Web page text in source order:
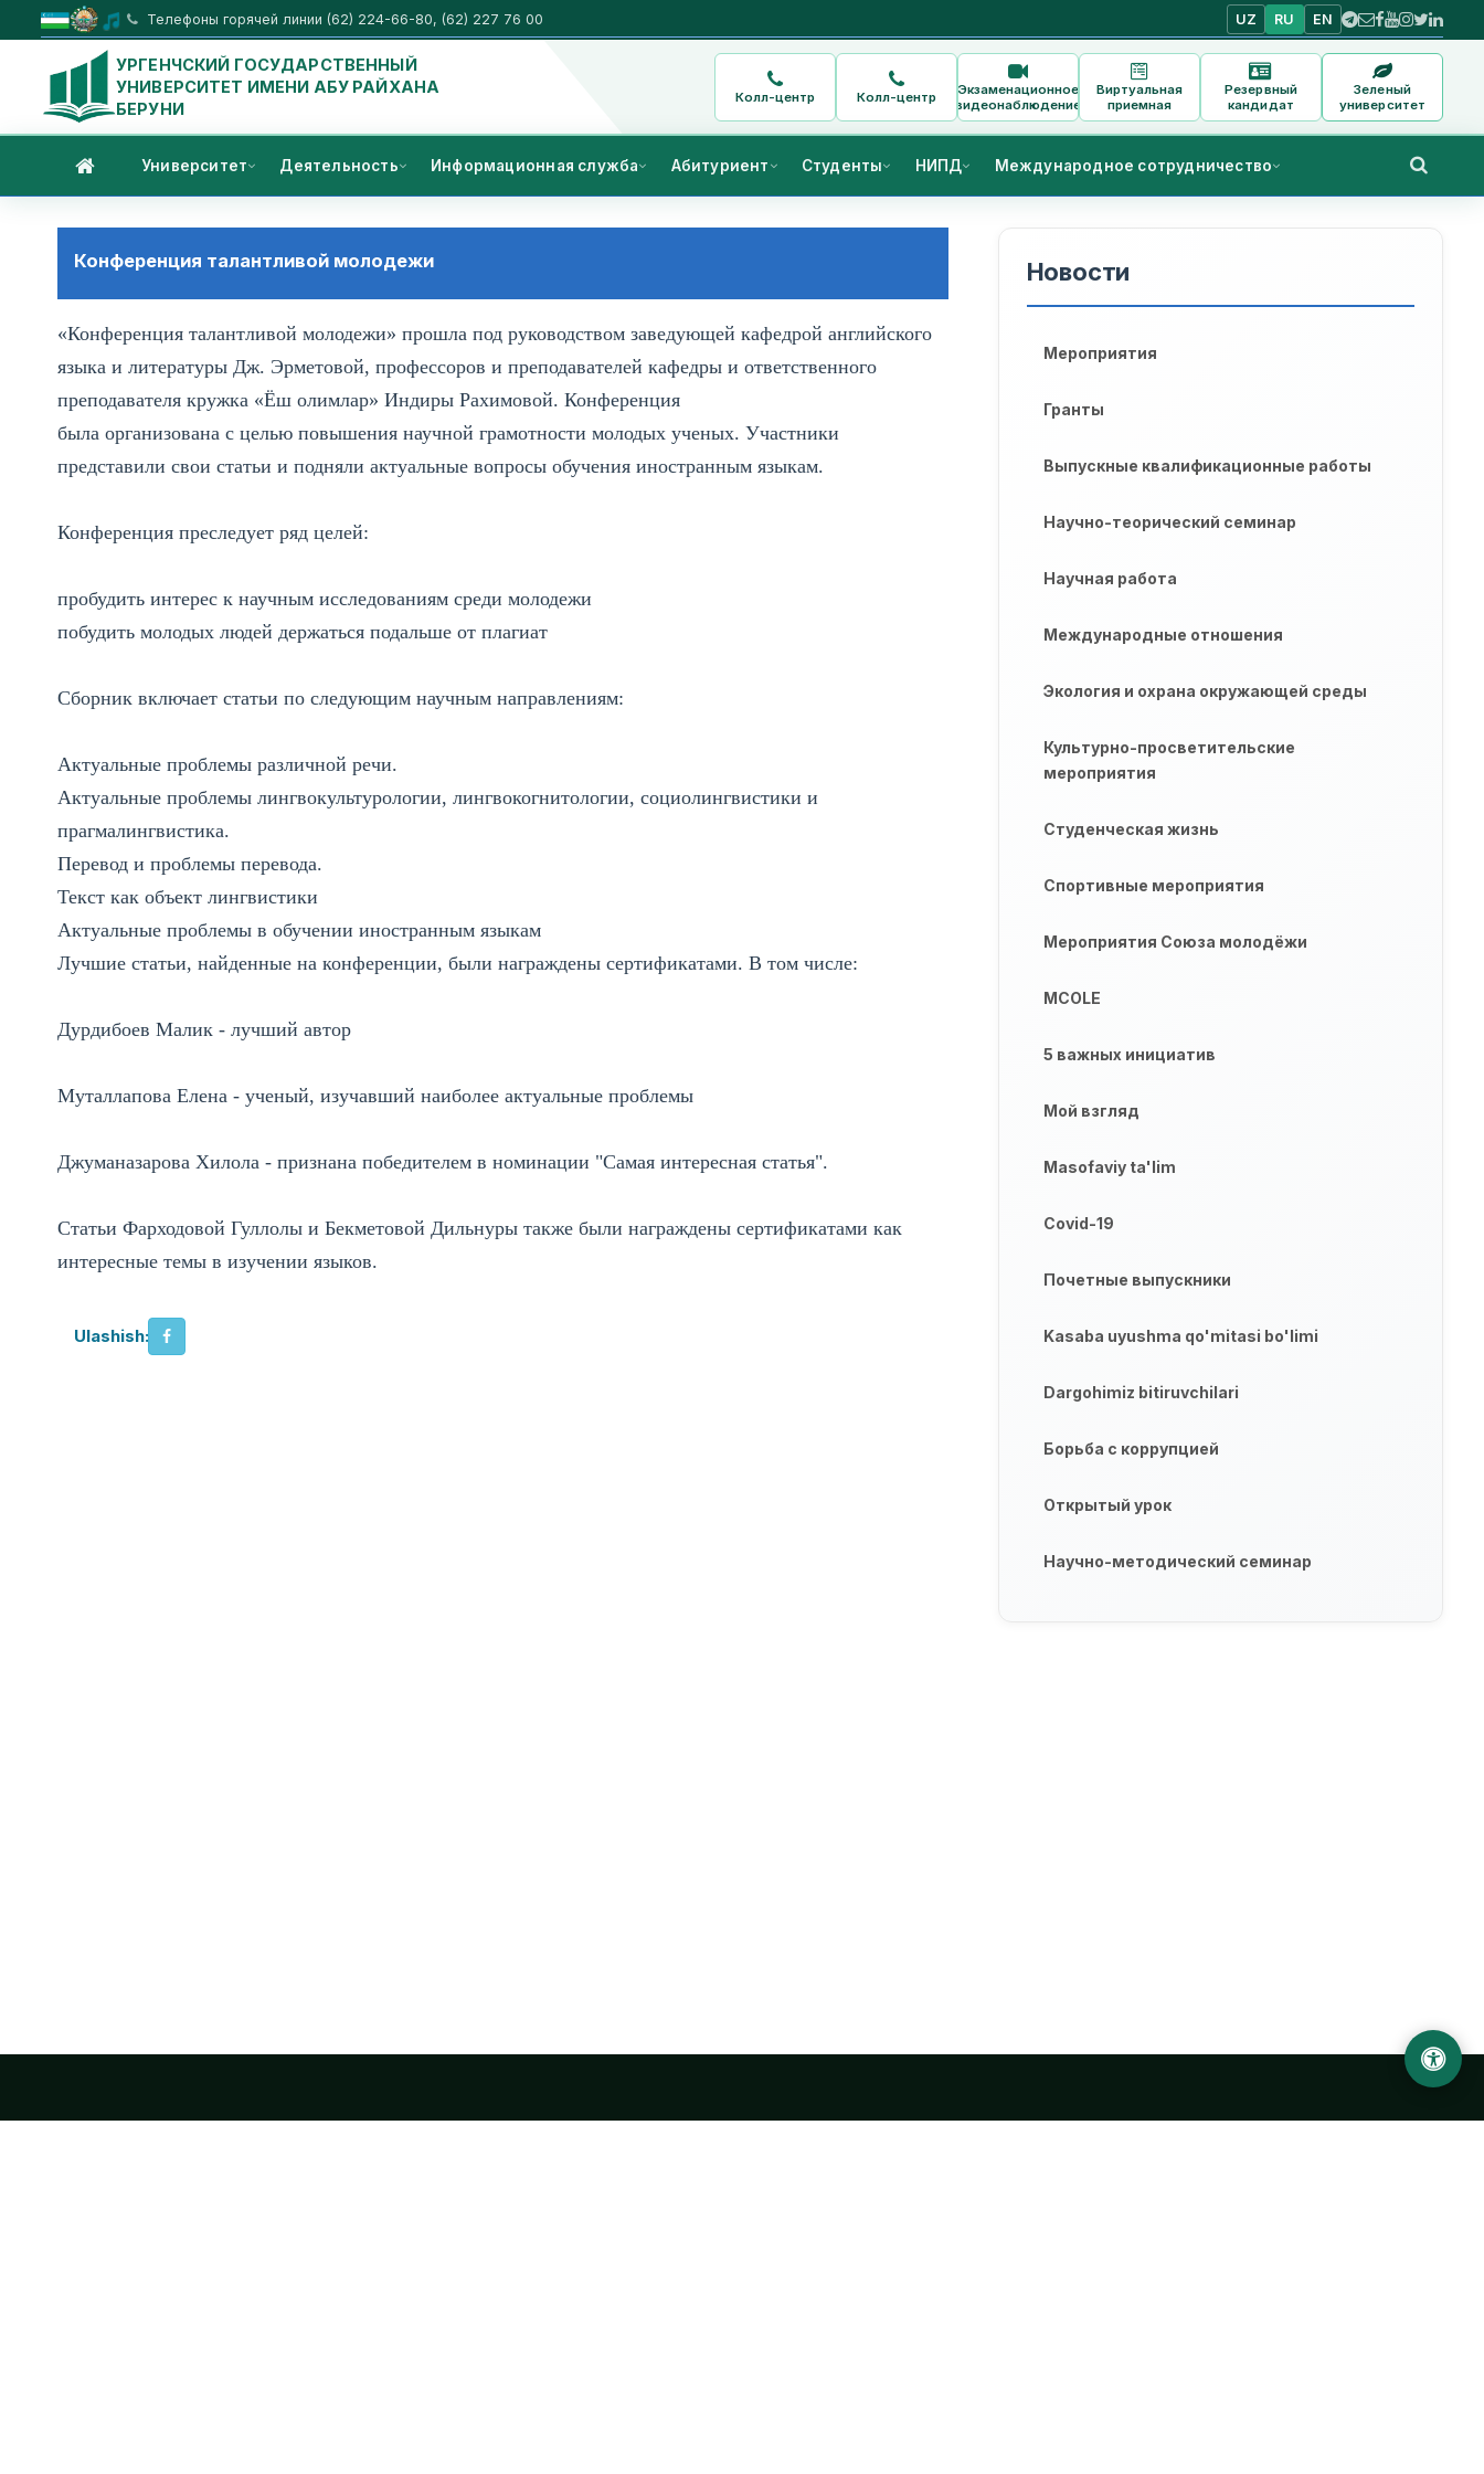
Телефоны горячей линии (62) 224-66-80, (62) 227 76 00 UZ RU EN
УРГЕНЧСКИЙ ГОСУДАРСТВЕННЫЙ
УНИВЕРСИТЕТ ИМЕНИ АБУ РАЙХАНА
БЕРУНИ
Колл-центр Колл-центр
Экзаменационное
видеонаблюдение
Виртуальная
приемная
Резервный
кандидат
Зеленый
университет
Университет Деятельность Информационная служба Абитуриент Студенты НИПД Международное сотрудничество
Конференция талантливой молодежи
«Конференция талантливой молодежи» прошла под руководством заведующей кафедрой английского
языка и литературы Дж. Эрметовой, профессоров и преподавателей кафедры и ответственного
преподавателя кружка «Ёш олимлар» Индиры Рахимовой. Конференция
была организована с целью повышения научной грамотности молодых ученых. Участники
представили свои статьи и подняли актуальные вопросы обучения иностранным языкам.
Конференция преследует ряд целей:
пробудить интерес к научным исследованиям среди молодежи
побудить молодых людей держаться подальше от плагиат
Сборник включает статьи по следующим научным направлениям:
Актуальные проблемы различной речи.
Актуальные проблемы лингвокультурологии, лингвокогнитологии, социолингвистики и
прагмалингвистика.
Перевод и проблемы перевода.
Текст как объект лингвистики
Актуальные проблемы в обучении иностранным языкам
Лучшие статьи, найденные на конференции, были награждены сертификатами. В том числе:
Дурдибоев Малик - лучший автор
Муталлапова Елена - ученый, изучавший наиболее актуальные проблемы
Джуманазарова Хилола - признана победителем в номинации "Самая интересная статья".
Статьи Фарходовой Гуллолы и Бекметовой Дильнуры также были награждены сертификатами как
интересные темы в изучении языков.
Ulashish:
Новости
Мероприятия
Гранты
Выпускные квалификационные работы
Научно-теорический семинар
Научная работа
Международные отношения
Экология и охрана окружающей среды
Культурно-просветительские
мероприятия
Студенческая жизнь
Спортивные мероприятия
Мероприятия Союза молодёжи
MCOLE
5 важных инициатив
Мой взгляд
Masofaviy ta'lim
Covid-19
Почетные выпускники
Kasaba uyushma qo'mitasi bo'limi
Dargohimiz bitiruvchilari
Борьба с коррупцией
Открытый урок
Научно-методический семинар